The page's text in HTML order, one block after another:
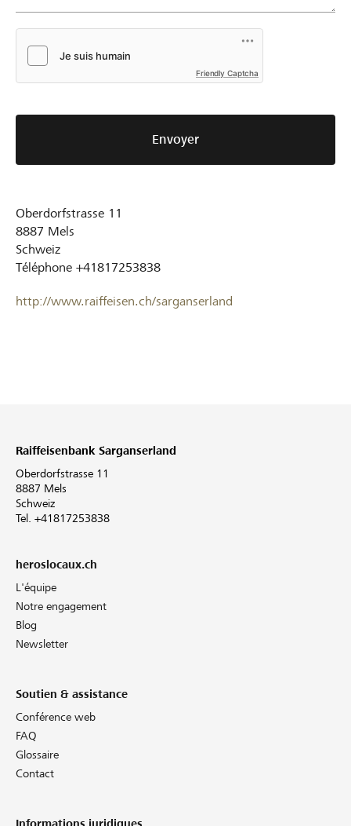
Friendly Captcha
Envoyer
Oberdorfstrasse 11
8887 Mels
Schweiz
Téléphone +41817253838
http://www.raiffeisen.ch/sarganserland
Raiffeisenbank Sarganserland
Oberdorfstrasse 11
8887 Mels
Schweiz
Tel. +41817253838
heroslocaux.ch
L'équipe
Notre engagement
Blog
Newsletter
Soutien & assistance
Conférence web
FAQ
Glossaire
Contact
Informations juridiques